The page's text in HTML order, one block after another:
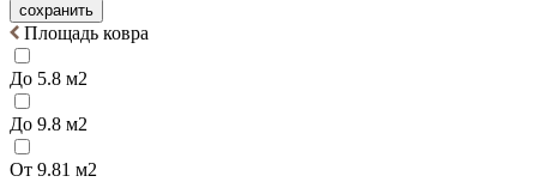
сохранить
Площадь ковра
До 5.8 м2
До 9.8 м2
От 9.81 м2